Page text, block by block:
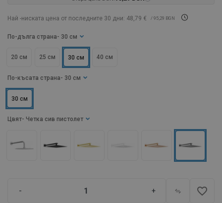
Най -ниската цена от последните 30 дни: 48,79 € / 95,29 BGN
По-дълга страна - 30 см
20 см 25 см 30 см 40 см
По-късата страна - 30 см
30 см
Цвят - Четка сив пистолет
- + favorite_border